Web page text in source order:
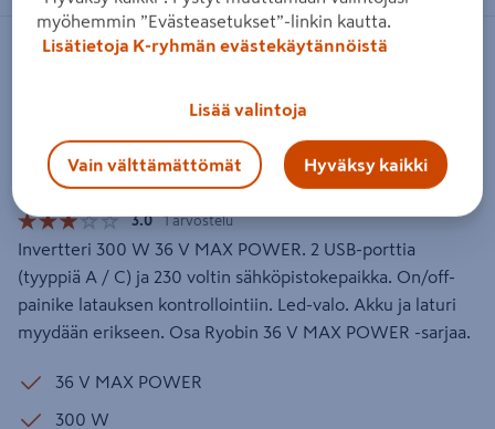
Akkuinvertteri Ryobi 36V
RYOBI
Tuotenumero:502244957 EAN-koodi : 4892210190925
3.0 1 arvostelu
Invertteri 300 W 36 V MAX POWER. 2 USB-porttia
(tyyppiä A / C) ja 230 voltin sähköpistokepaikka. On/off-
painike latauksen kontrollointiin. Led-valo. Akku ja laturi
myydään erikseen. Osa Ryobin 36 V MAX POWER -sarjaa.
36 V MAX POWER
300 W
myöhemmin ”Evästeasetukset”-linkin kautta.
Lisätietoja K-ryhmän evästekäytännöistä
Lisää valintoja
Vain välttämättömät Hyväksy kaikki